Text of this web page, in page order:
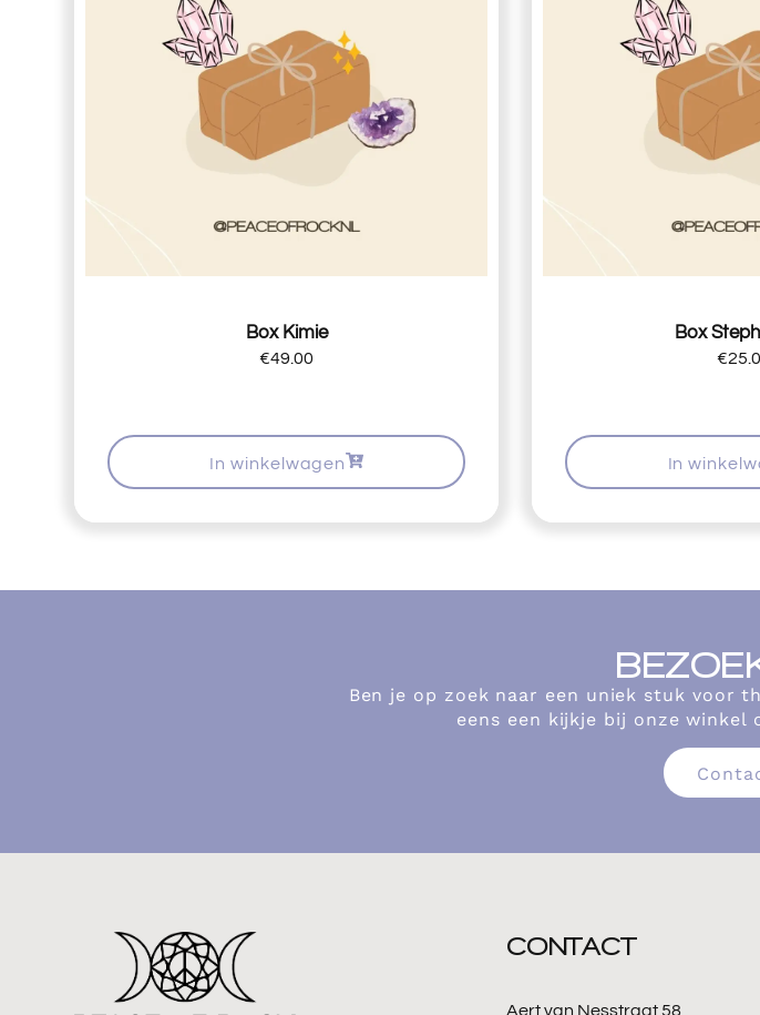
Box Kimie
€49.00
In winkelwagen
Box
€
In
Ben je op zoek naar een uniek stuk voor
eens een kijkje bij onze winkel
CONTACT
Aert van Nesstraat 58